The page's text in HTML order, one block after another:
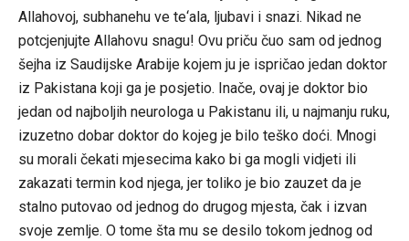
Allahovoj, subhanehu ve te‘ala, ljubavi i snazi. Nikad ne
potcjenjujte Allahovu snagu! Ovu priču čuo sam od jednog
šejha iz Saudijske Arabije kojem ju je ispričao jedan doktor
iz Pakistana koji ga je posjetio. Inače, ovaj je doktor bio
jedan od najboljih neurologa u Pakistanu ili, u najmanju ruku,
izuzetno dobar doktor do kojeg je bilo teško doći. Mnogi
su morali čekati mjesecima kako bi ga mogli vidjeti ili
zakazati termin kod njega, jer toliko je bio zauzet da je
stalno putovao od jednog do drugog mjesta, čak i izvan
svoje zemlje. O tome šta mu se desilo tokom jednog od